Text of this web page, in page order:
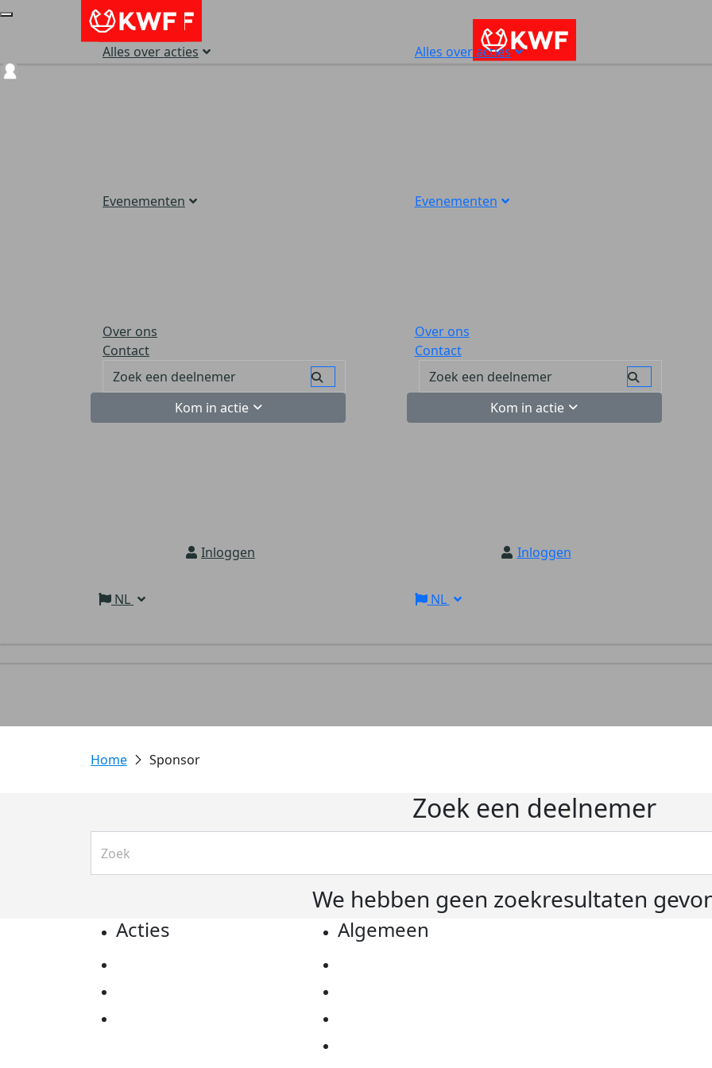
Alles over acties
Evenementen
Over ons
Contact
Kom in actie
Inloggen
NL
Alles over acties
Evenementen
Over ons
Contact
Kom in actie
Inloggen
NL
Sponsor
Zoek een deelnemer
We hebben geen zoekresultaten
Acties Algemeen